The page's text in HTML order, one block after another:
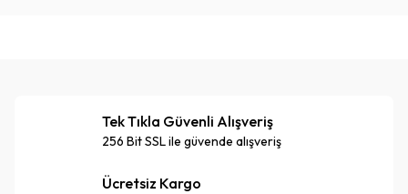
Tek Tıkla Güvenli Alışveriş
256 Bit SSL ile güvende alışveriş
Ücretsiz Kargo